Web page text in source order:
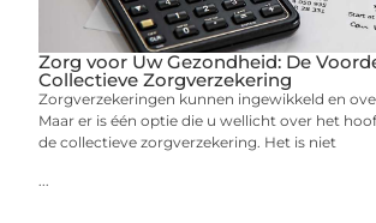
Zorg voor Uw Gezondheid: De
Collectieve Zorgverzekering
Zorgverzekeringen kunnen ingewikkeld en
Maar er is één optie die u wellicht over het
de collectieve zorgverzekering. Het is niet
...